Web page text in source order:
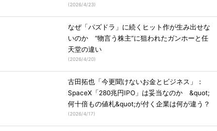
(2026/4/23)
なぜ「パズドラ」に続くヒット作が生み出せな
いのか “物言う株主”に狙われたガンホーと任
天堂の違い
(2026/4/20)
古田拓也「今更聞けないお金とビジネス」：
SpaceX「280兆円IPO」は妥当なのか &quot;
何十倍もの値札&quot;が付く企業は何が違う？
(2026/4/17)